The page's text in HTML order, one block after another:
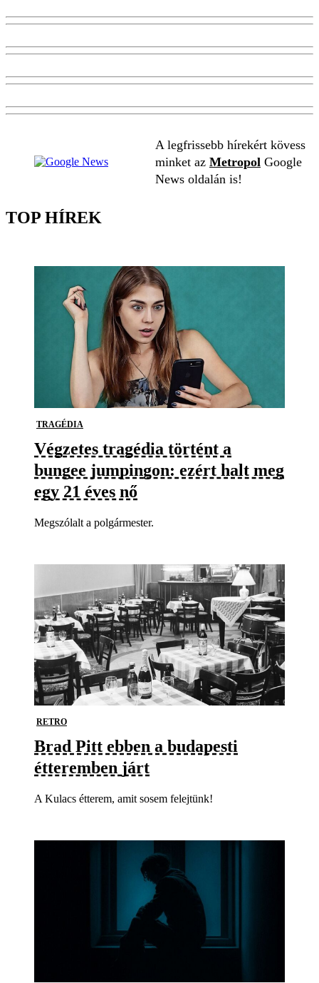
A legfrissebb hírekért kövess
minket az Metropol Google
News oldalán is!
TOP HÍREK
TRAGÉDIA
Végzetes tragédia történt a
bungee jumpingon: ezért halt meg
egy 21 éves nő
Megszólalt a polgármester.
RETRO
Brad Pitt ebben a budapesti
étteremben járt
A Kulacs étterem, amit sosem felejtünk!